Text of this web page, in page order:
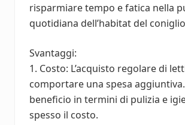
risparmiare tempo e fatica nella
quotidiana dell’habitat del
Svantaggi:
1. Costo: L’acquisto regolare di
comportare una spesa
beneficio in termini di pulizia e
spesso il costo.